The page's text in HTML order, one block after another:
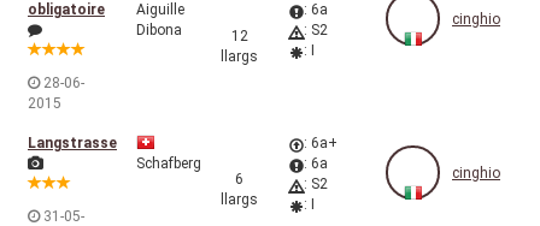
obligatoire
28-06-
2015
Aiguille
Dibona
12
llargs
: 6a
: S2
: I
cinghio
Langstrasse
31-05-
Schafberg
6
llargs
: 6a+
: 6a
: S2
: I
cinghio